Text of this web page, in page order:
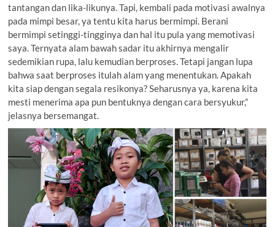
tantangan dan lika-likunya. Tapi, kembali pada motivasi awalnya
pada mimpi besar, ya tentu kita harus bermimpi. Berani
bermimpi setinggi-tingginya dan hal itu pula yang memotivasi
saya. Ternyata alam bawah sadar itu akhirnya mengalir
sedemikian rupa, lalu kemudian berproses. Tetapi jangan lupa
bahwa saat berproses itulah alam yang menentukan. Apakah
kita siap dengan segala resikonya? Seharusnya ya, karena kita
mesti menerima apa pun bentuknya dengan cara bersyukur,”
jelasnya bersemangat.